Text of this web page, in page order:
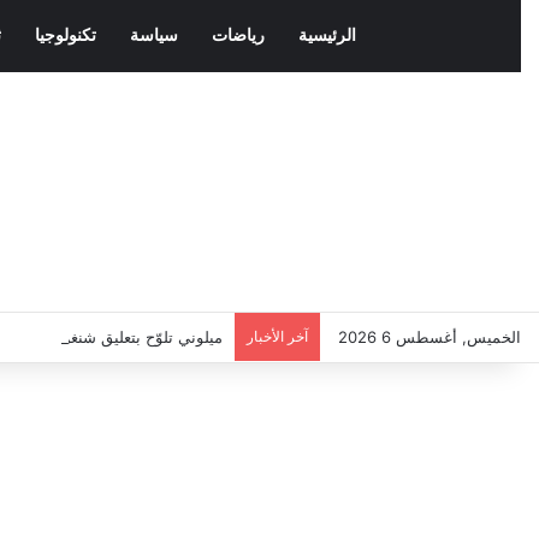
الرئيسية رياضات سياسة تكنولوجيا
الخميس, أغسطس 6 2026 آخر الأخبار ميلوني تلوّح بتعليق شنغن مع